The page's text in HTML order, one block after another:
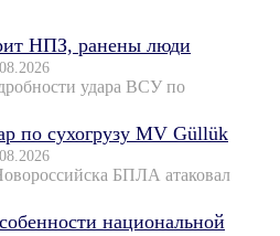
НПЗ, ранены люди
удара ВСУ по
по сухогрузу MV Güllük
БПЛА атаковал
национальной